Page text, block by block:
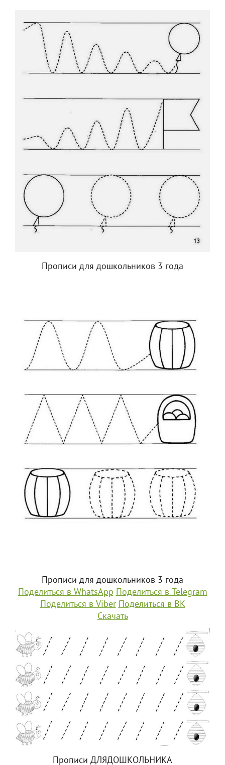
Прописи для дошкольников 3 года
Прописи для дошкольников 3 года
Поделиться в WhatsApp Поделиться в Telegram
Поделиться в Viber Поделиться в ВК
Скачать
Прописи ДЛЯДОШКОЛЬНИКА